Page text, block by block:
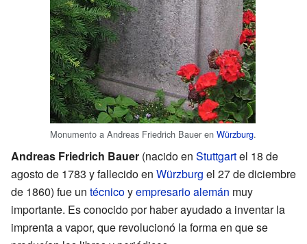
Monumento a Andreas Friedrich Bauer en Würzburg.
Andreas Friedrich Bauer (nacido en Stuttgartel 18 de
agosto de 1783 y fallecido en Würzburg el 27 de diciembre
de 1860) fue un técnicoyempresarioalemán muy
importante. Es conocido por haber ayudado a inventar la
imprenta a vapor, que revolucionó la forma en que se